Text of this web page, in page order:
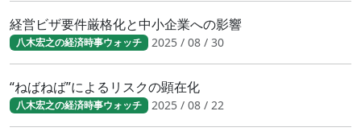
経営ビザ要件厳格化と中小企業への影響
八木宏之の経済時事ウォッチ 2025 / 08 / 30
“ねばねば”によるリスクの顕在化
八木宏之の経済時事ウォッチ 2025 / 08 / 22